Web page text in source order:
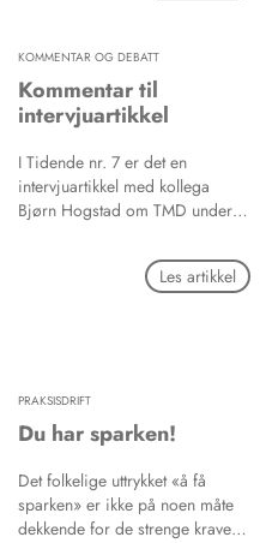
KOMMENTAR OG DEBATT
Kommentar til
intervjuartikkel
I Tidende nr. 7 er det en
intervjuartikkel med kollega
Bjørn Hogstad om TMD under
Det er flott at det settes fokus på
temaet TMD og at norske
viktig rolle i utredningen og
behandlingen av denne
pasientgruppen, men det er
viktig å presisere at gruppen er
meget heterogen.
Les artikkel
PRAKSISDRIFT
Du har sparken!
Det folkelige uttrykket «å få
sparken» er ikke på noen måte
dekkende for de strenge kravene